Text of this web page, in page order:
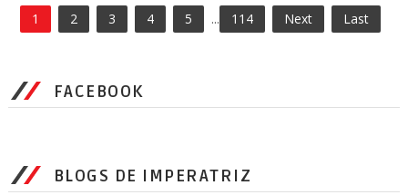
1 2 3 4 5 ... 114 Next Last
FACEBOOK
BLOGS DE IMPERATRIZ